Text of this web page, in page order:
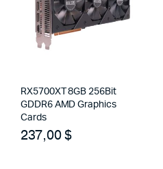
RX5700XT 8GB 256Bit
GDDR6 AMD Graphics
Cards
237,00$